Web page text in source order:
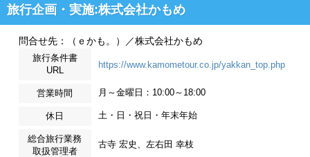
旅行企画・実施:株式会社かもめ
問合せ先：（ｅかも。）／株式会社かもめ
旅行条件書
URL
https://www.kamometour.co.jp/yakkan_top.php
営業時間 月～金曜日：10:00～18:00
休日 土・日・祝日・年末年始
総合旅行業務
取扱管理者
古寺 宏史、左右田 幸枝